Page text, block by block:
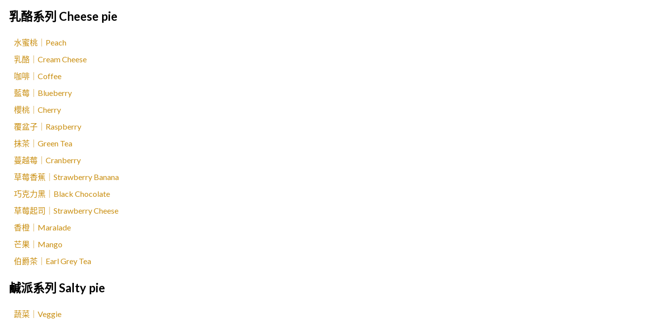
乳酪系列 Cheese pie
水蜜桃｜Peach
乳酪｜Cream Cheese
咖啡｜Coffee
藍莓｜Blueberry
櫻桃｜Cherry
覆盆子｜Raspberry
抹茶｜Green Tea
蔓越莓｜Cranberry
草莓香蕉｜Strawberry Banana
巧克力黑｜Black Chocolate
草莓起司｜Strawberry Cheese
香橙｜Maralade
芒果｜Mango
伯爵茶｜Earl Grey Tea
鹹派系列 Salty pie
蔬菜｜Veggie